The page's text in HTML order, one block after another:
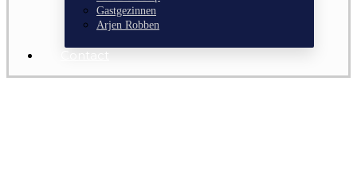
Gastgezinnen
Arjen Robben
Contact